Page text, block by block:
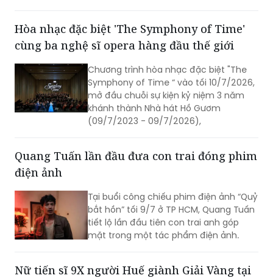
pháp, tổ chức chương trình “Gương
mặt Dẫn sóng Pháp luật 2026 – Tuyển
2026”.
Hòa nhạc đặc biệt 'The Symphony of Time'
cùng ba nghệ sĩ opera hàng đầu thế giới
Chương trình hòa nhạc đặc biệt "The
Symphony of Time “ vào tối 10/7/2026,
mở đầu chuỗi sự kiện kỷ niệm 3 năm
khánh thành Nhà hát Hồ Gươm
(09/7/2023 - 09/7/2026),
Quang Tuấn lần đầu đưa con trai đóng phim
điện ảnh
Tại buổi công chiếu phim điện ảnh “Quỷ
bắt hồn” tối 9/7 ở TP HCM, Quang Tuấn
tiết lộ lần đầu tiên con trai anh góp
mặt trong một tác phẩm điện ảnh.
Nữ tiến sĩ 9X người Huế giành Giải Vàng tại